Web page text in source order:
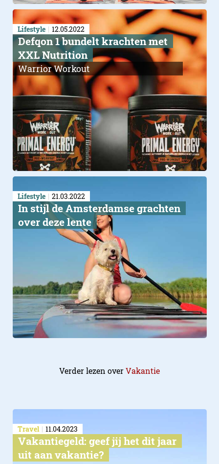
Lifestyle 12.05.2022
Defqon 1 bundelt krachten met
XXL Nutrition
Warrior Workout
Lifestyle 21.03.2022
​In stijl de Amsterdamse grachten
over deze lente
Verder lezen overVakantie
Travel 11.04.2023
Vakantiegeld: geef jij het dit jaar
uit aan vakantie?